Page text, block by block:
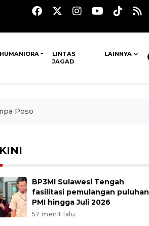
HUMANIORA
LINTAS
JAGAD
LAINNYA
Poso
BP3MI Sulawesi Tengah
fasilitasi pemulangan puluhan
PMI hingga Juli 2026
57 menit lalu